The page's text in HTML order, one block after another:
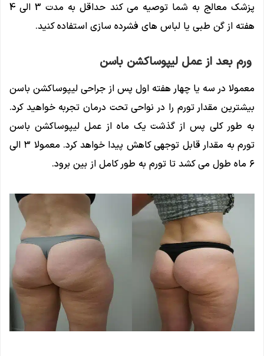
پزشک معالج به شما توصیه می کند حداقل به مدت 3 الی 4
هفته از گن طبی یا لباس های فشرده سازی استفاده کنید.
ورم بعد از عمل لیپوساکشن باسن
معمولا در سه یا چهار هفته اول پس از جراحی لیپوساکشن باسن
بیشترین مقدار تورم را در نواحی تحت درمان تجربه خواهید کرد.
به طور کلی پس از گذشت یک ماه از عمل لیپوساکشن باسن
تورم به مقدار قابل توجهی کاهش پیدا خواهد کرد. معمولا ۳ الی
۶ ماه طول می کشد تا تورم به طور کامل از بین برود.